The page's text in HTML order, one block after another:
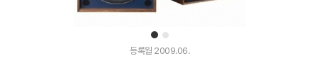
1 2
등록월 2009.06.